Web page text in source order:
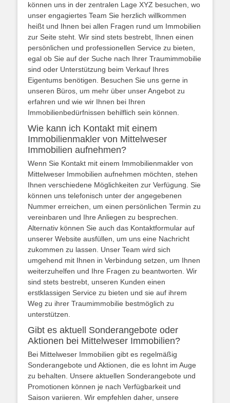
können uns in der zentralen Lage XYZ besuchen, wo
unser engagiertes Team Sie herzlich willkommen
heißt und Ihnen bei allen Fragen rund um Immobilien
zur Seite steht. Wir sind stets bestrebt, Ihnen einen
persönlichen und professionellen Service zu bieten,
egal ob Sie auf der Suche nach Ihrer Traumimmobilie
sind oder Unterstützung beim Verkauf Ihres
Eigentums benötigen. Besuchen Sie uns gerne in
unseren Büros, um mehr über unser Angebot zu
erfahren und wie wir Ihnen bei Ihren
Immobilienbedürfnissen behilflich sein können.
Wie kann ich Kontakt mit einem
Immobilienmakler von Mittelweser
Immobilien aufnehmen?
Wenn Sie Kontakt mit einem Immobilienmakler von
Mittelweser Immobilien aufnehmen möchten, stehen
Ihnen verschiedene Möglichkeiten zur Verfügung. Sie
können uns telefonisch unter der angegebenen
Nummer erreichen, um einen persönlichen Termin zu
vereinbaren und Ihre Anliegen zu besprechen.
Alternativ können Sie auch das Kontaktformular auf
unserer Website ausfüllen, um uns eine Nachricht
zukommen zu lassen. Unser Team wird sich
umgehend mit Ihnen in Verbindung setzen, um Ihnen
weiterzuhelfen und Ihre Fragen zu beantworten. Wir
sind stets bestrebt, unseren Kunden einen
erstklassigen Service zu bieten und sie auf ihrem
Weg zu ihrer Traumimmobilie bestmöglich zu
unterstützen.
Gibt es aktuell Sonderangebote oder
Aktionen bei Mittelweser Immobilien?
Bei Mittelweser Immobilien gibt es regelmäßig
Sonderangebote und Aktionen, die es lohnt im Auge
zu behalten. Unsere aktuellen Sonderangebote und
Promotionen können je nach Verfügbarkeit und
Saison variieren. Wir empfehlen daher, unsere